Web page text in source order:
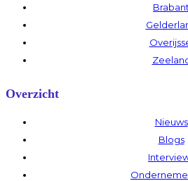
Brabant
Overzicht
Nieuws
Blogs